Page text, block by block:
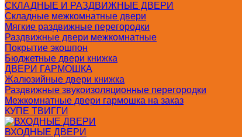
СКЛАДНЫЕ И РАЗДВИЖНЫЕ ДВЕРИ
Складные межкомнатные двери
Мягкие раздвижные перегородки
Раздвижные двери межкомнатные
Покрытие экошпон
Бюджетные двери книжка
ДВЕРИ ГАРМОШКА
Жалюзийные двери книжка
Раздвижные звукоизоляционные перегородки
Межкомнатные двери гармошка на заказ
КУПЕ ТВИГГИ
ВХОДНЫЕ ДВЕРИ